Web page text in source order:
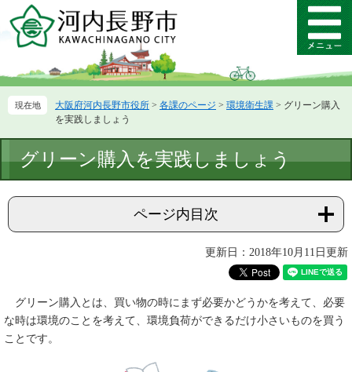
ー
先
ニ
を
て
メ
ニ
ー
大阪府河内長野市役所 > 各課のページ > 環境衛生課 > グリーン購入
を実践しましょう
文
グリーン購入を実践しましょう
ページ内目次
更新日：2018年10月11日更新
グリーン購入とは、買い物の時にまず必要かどうかを考えて、必要
な時は環境のことを考えて、環境負荷ができるだけ小さいものを買う
ことです。